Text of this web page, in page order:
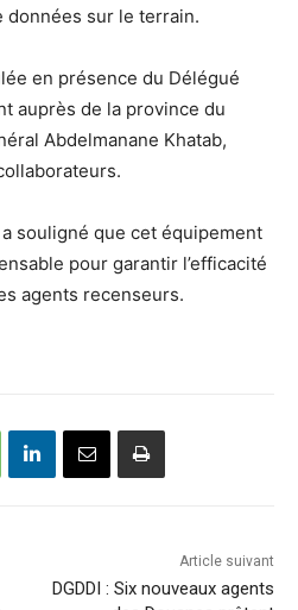
sur le terrain.
en présence du Délégué
auprès de la province du
Abdelmanane Khatab,
souligné que cet équipement
pour garantir l’efficacité
agents recenseurs.
Article suivant
DGDDI : Six nouveaux agents